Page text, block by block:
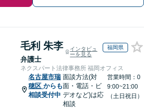
毛利 朱李
弁護士
インタビュ
ーを見る
福岡県
ネクスパート法律事務所 福岡オフィス
名古屋市瑞
穂区 からも
相談受付中
面談方法(対
面・電話・ビ
デオなど)は応
相談
営業時間：0
9:00~21:00
（土日祝日）